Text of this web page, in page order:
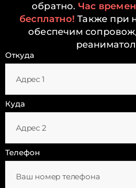
обратно. Час
бесплатно! Также при
обеспечим
Откуда
Куда
Телефон